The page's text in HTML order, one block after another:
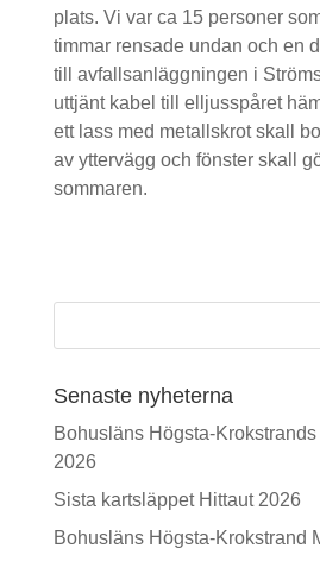
plats. Vi var ca 15 personer
timmar rensade undan och en
till avfallsanläggningen i
uttjänt kabel till elljusspåret
ett lass med metallskrot skall
av yttervägg och fönster skall
sommaren.
Senaste nyheterna
Bohusläns Högsta-Krokstrands
2026
Sista kartsläppet Hittaut 2026
Bohusläns Högsta-Krokstrand